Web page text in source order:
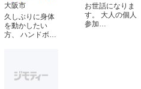
大阪市
久しぶりに身体
を動かしたい
方、 ハンドボ…
お世話になりま
す。 大人の個人
参加…